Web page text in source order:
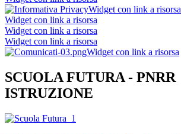
Widget con link a risorsa
Widget con link a risorsa
Widget con link a risorsa
Widget con link a risorsa
Widget con link a risorsa
SCUOLA FUTURA - PNRR
ISTRUZIONE